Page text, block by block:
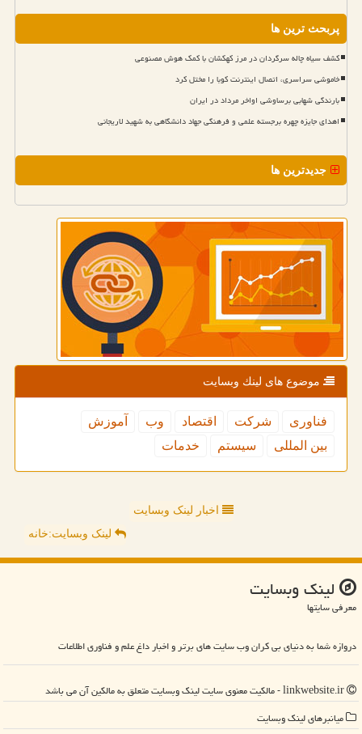
پربحث ترین ها
کشف سیاه چاله سرگردان در مرز کهکشان با کمک هوش مصنوعی
خاموشی سراسری، اتصال اینترنت کوبا را مختل کرد
بارندگی شهابی برساوشی اواخر مرداد در ایران
اهدای جایزه چهره برجسته علمی و فرهنگی جهاد دانشگاهی به شهید لاریجانی
جدیدترین ها
موضوع های لینك وبسایت
فناوری شركت اقتصاد وب
آموزش
بین المللی
سیستم خدمات
اخبار لینک وبسایت
لینک وبسایت:خانه
لینك وبسایت
معرفی سایتها
دروازه شما به دنیای بی کران وب سایت های برتر و اخبار داغ علم و فناوری اطلاعات
میانبرهای لینك وبسایت